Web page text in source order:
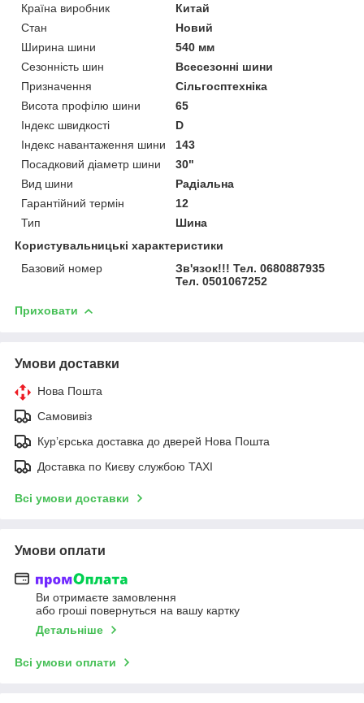
Країна виробник
Китай
Стан
Новий
Ширина шини
540 мм
Сезонність шин
Всесезонні шини
Призначення
Сільгосптехніка
Висота профілю шини
65
Індекс швидкості
D
Індекс навантаження шини
143
Посадковий діаметр шини
30"
Вид шини
Радіальна
Гарантійний термін
12
Тип
Шина
Користувальницькі характеристики
Базовий номер
Зв'язок!!! Тел. 0680887935
Тел. 0501067252
Приховати
Умови доставки
Нова Пошта
Самовивіз
Курʼєрська доставка до дверей Нова Пошта
Доставка по Києву службою TAXI
Всі умови доставки
Умови оплати
Ви отримаєте замовлення
або гроші повернуться на вашу картку
Детальніше
Всі умови оплати